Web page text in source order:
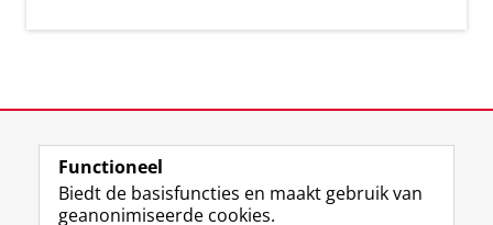
View this page in:English
Functioneel
Biedt de basisfuncties en maakt gebruik van
geanonimiseerde cookies.